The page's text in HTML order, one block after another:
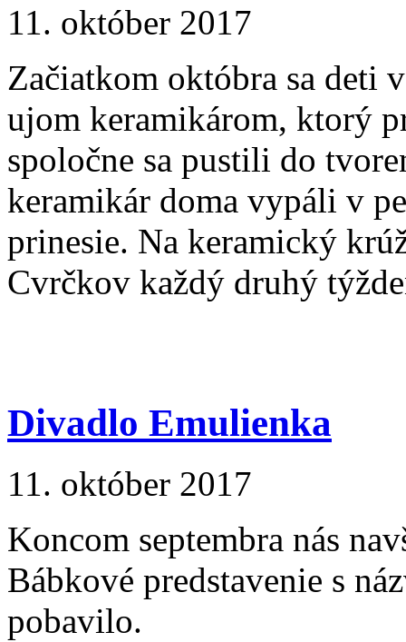
11. október 2017
Začiatkom októbra sa deti
ujom keramikárom, ktorý
spoločne sa pustili do
keramikár doma vypáli v
prinesie. Na keramický
Cvrčkov každý druhý
Divadlo Emulienka
11. október 2017
Koncom septembra nás
Bábkové predstavenie s
pobavilo.